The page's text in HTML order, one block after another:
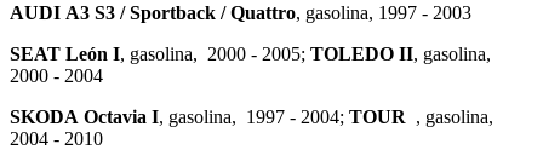
AUDI A3 S3 / Sportback / Quattro, gasolina, 1997 - 2003
SEAT León I, gasolina, 2000 - 2005; TOLEDO II, gasolina,
2000 - 2004
SKODA Octavia I, gasolina, 1997 - 2004; TOUR , gasolina,
2004 - 2010